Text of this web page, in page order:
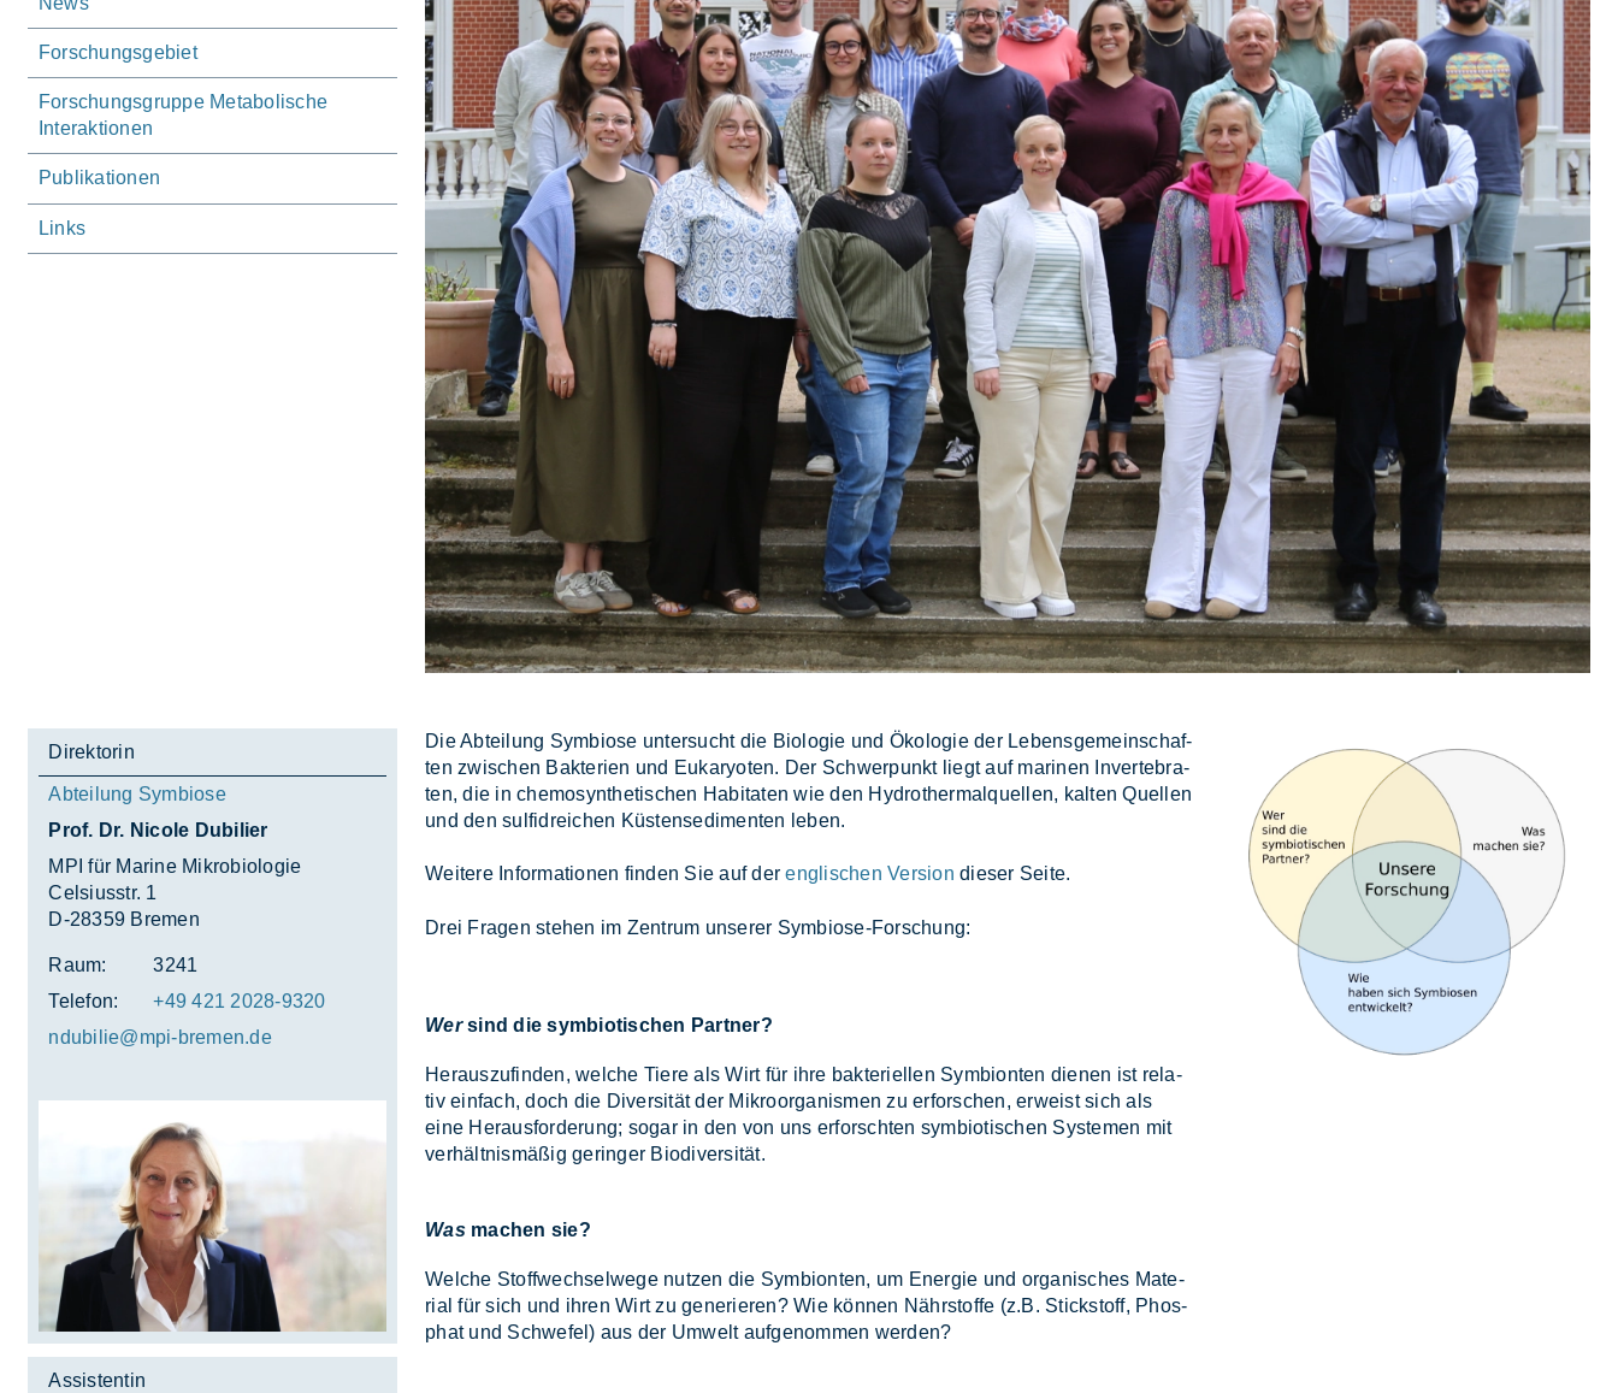
Forschungsgebiet
Forschungsgruppe Metabolische
Interaktionen
Publikationen
Links
Direktorin
Abteilung Symbiose
Prof. Dr. Nicole Dubilier
MPI für Marine Mikrobiologie
Celsiusstr. 1
D-28359 Bremen
Raum:
3241
Telefon:
+49 421 2028-9320
ndu­bi­lie@mpi-bre­men.de
Assistentin
Die Ab­tei­lung Sym­bio­se un­ter­sucht die Bio­lo­gie und Öko­lo­gie der Le­bens­ge­mein­schaf­
ten zwi­schen Bak­te­ri­en und Eu­ka­ryo­ten. Der Schwer­punkt liegt auf ma­ri­nen In­ver­te­bra­
ten, die in che­mo­syn­the­ti­schen Ha­bi­ta­ten wie den Hydro­ther­mal­quel­len, kal­ten Quel­len
und den sul­fid­rei­chen Küs­ten­sedi­men­ten le­ben.
Wei­te­re In­for­ma­tio­nen fin­den Sie auf derenglischen Versiondie­ser Sei­te.
Drei Fra­gen ste­hen im Zen­trum un­se­rer Sym­bio­se-For­schung:
Wersind die symbiotischen Partner?
Her­aus­zu­fin­den, wel­che Tie­re als Wirt für ihre bak­te­ri­el­len Sym­bi­on­ten die­nen ist re­la­
tiv ein­fach, doch die Di­ver­si­tät der Mi­kro­or­ga­nis­men zu er­for­schen, er­weist sich als
eine Her­aus­for­de­rung; so­gar in den von uns er­forsch­ten sym­bio­ti­schen Sys­te­men mit
ver­hält­nis­mä­ßig ge­rin­ger Bio­di­ver­si­tät.
Wasmachen sie?
Wel­che Stoff­wech­sel­we­ge nut­zen die Sym­bi­on­ten, um En­er­gie und or­ga­ni­sches Ma­te­
ri­al für sich und ih­ren Wirt zu ge­ne­rie­ren? Wie kön­nen Nähr­stof­fe (z.B. Stick­stoff, Phos­
phat und Schwe­fel) aus der Um­welt auf­ge­nom­men wer­den?